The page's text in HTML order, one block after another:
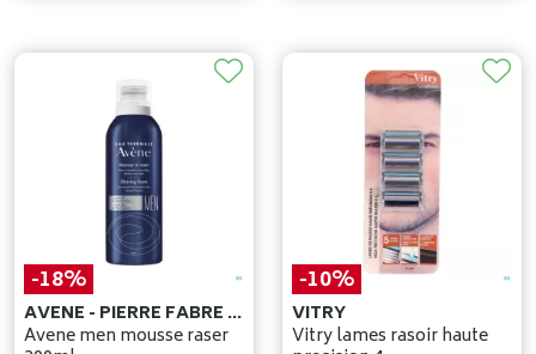
-18%
AVENE - PIERRE FABRE BENELUX
Avene men mousse raser
-10%
VITRY
Vitry lames rasoir haute